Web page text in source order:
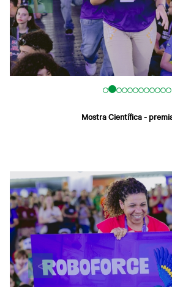
Mostra Científica -
<